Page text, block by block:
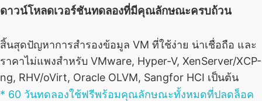
ดาวน์โหลดเวอร์ชันทดลองที่มีคุณลักษณะครบถ้วน
สิ้นสุดปัญหาการสำรองข้อมูล VM ที่ใช้ง่าย น่าเชื่อถือ และ
ราคาไม่แพงสำหรับ VMware, Hyper-V, XenServer/XCP-
ng, RHV/oVirt, Oracle OLVM, Sangfor HCI เป็นต้น
* 60 วันทดลองใช้ฟรีพร้อมคุณลักษณะทั้งหมดที่ปลดล็อค